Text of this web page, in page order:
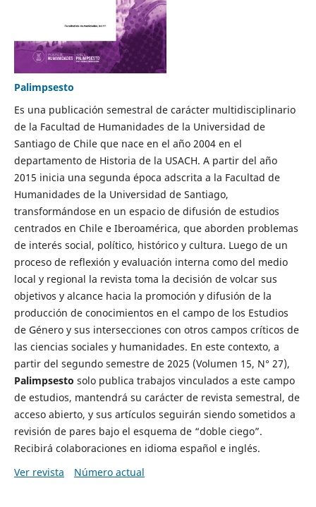
Palimpsesto
Es una publicación semestral de carácter multidisciplinario
de la Facultad de Humanidades de la Universidad de
Santiago de Chile que nace en el año 2004 en el
departamento de Historia de la USACH. A partir del año
2015 inicia una segunda época adscrita a la Facultad de
Humanidades de la Universidad de Santiago,
transformándose en un espacio de difusión de estudios
centrados en Chile e Iberoamérica, que aborden problemas
de interés social, político, histórico y cultura. Luego de un
proceso de reflexión y evaluación interna como del medio
local y regional la revista toma la decisión de volcar sus
objetivos y alcance hacia la promoción y difusión de la
producción de conocimientos en el campo de los Estudios
de Género y sus intersecciones con otros campos críticos de
las ciencias sociales y humanidades. En este contexto, a
partir del segundo semestre de 2025 (Volumen 15, N° 27),
Palimpsesto solo publica trabajos vinculados a este campo
de estudios, mantendrá su carácter de revista semestral, de
acceso abierto, y sus artículos seguirán siendo sometidos a
revisión de pares bajo el esquema de “doble ciego”.
Recibirá colaboraciones en idioma español e inglés.
Ver revista
Número actual